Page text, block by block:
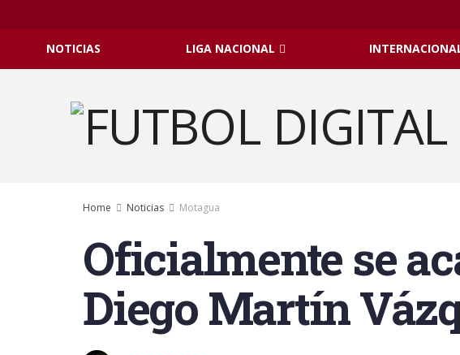
NOTICIAS LIGA NACIONAL
Home Noticias Motagua
Oficialmente se
Diego Martín